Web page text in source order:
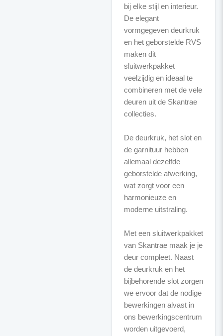
bij elke stijl en interieur.
De elegant
vormgegeven deurkruk
en het geborstelde RVS
maken dit
sluitwerkpakket
veelzijdig en ideaal te
combineren met de vele
deuren uit de Skantrae
collecties.
De deurkruk, het slot en
de garnituur hebben
allemaal dezelfde
geborstelde afwerking,
wat zorgt voor een
harmonieuze en
moderne uitstraling.
Met een sluitwerkpakket
van Skantrae maak je je
deur compleet. Naast
de deurkruk en het
bijbehorende slot zorgen
we ervoor dat de nodige
bewerkingen alvast in
ons bewerkingscentrum
worden uitgevoerd,